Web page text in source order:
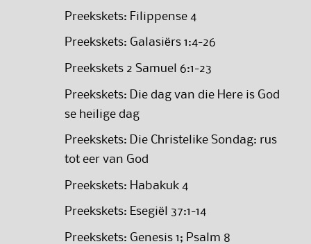
Preekskets: Filippense 4
Preekskets: Galasiërs 1:4-26
Preekskets 2 Samuel 6:1-23
Preekskets: Die dag van die Here is God
se heilige dag
Preekskets: Die Christelike Sondag: rus
tot eer van God
Preekskets: Habakuk 4
Preekskets: Esegiël 37:1-14
Preekskets: Genesis 1; Psalm 8